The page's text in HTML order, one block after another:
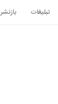
تبلیغات بازنشر